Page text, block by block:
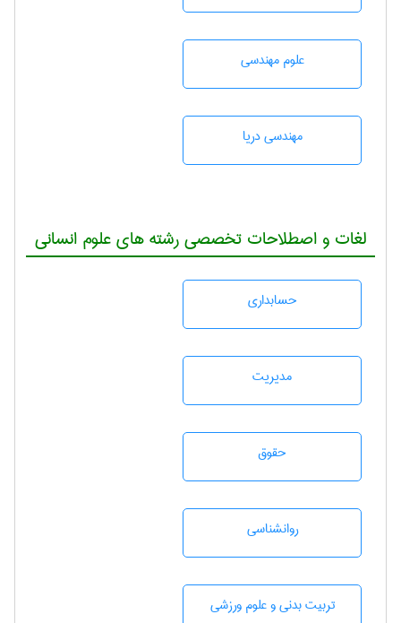
علوم مهندسی
مهندسی دریا
لغات و اصطلاحات تخصصی رشته های علوم انسانی
حسابداری
مديريت
حقوق
روانشناسی
تربيت بدنی و علوم ورزشی